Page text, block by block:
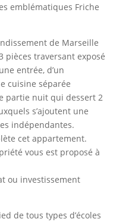
emblématiques Friche
de Marseille
pièces traversant exposé
entrée, d’un
cuisine séparée
partie nuit qui dessert 2
s’ajoutent une
indépendantes.
cet appartement.
vous est proposé à
ou investissement
de tous types d’écoles